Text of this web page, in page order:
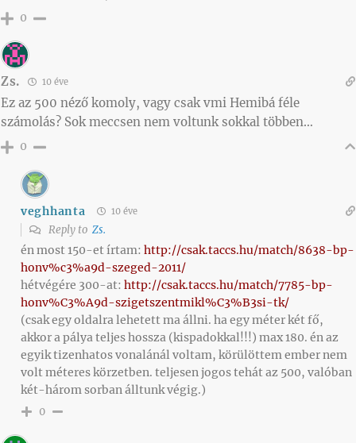
0
Zs. 10 éve
Ez az 500 néző komoly, vagy csak vmi Hemibá féle
számolás? Sok meccsen nem voltunk sokkal többen…
0
veghhanta 10 éve
Reply to Zs.
én most 150-et írtam: http://csak.taccs.hu/match/8638-bp-
honv%c3%a9d-szeged-2011/
hétvégére 300-at: http://csak.taccs.hu/match/7785-bp-
honv%C3%A9d-szigetszentmikl%C3%B3si-tk/
(csak egy oldalra lehetett ma állni. ha egy méter két fő,
akkor a pálya teljes hossza (kispadokkal!!!) max 180. én az
egyik tizenhatos vonalánál voltam, körülöttem ember nem
volt méteres körzetben. teljesen jogos tehát az 500, valóban
két-három sorban álltunk végig.)
0